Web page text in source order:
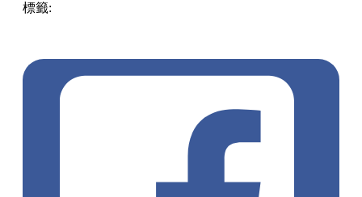
標籤: